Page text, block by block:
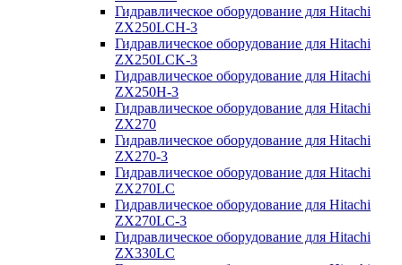
Гидравлическое оборудование для Hitachi
ZX250LCH-3
Гидравлическое оборудование для Hitachi
ZX250LCK-3
Гидравлическое оборудование для Hitachi
ZX250Н-3
Гидравлическое оборудование для Hitachi
ZX270
Гидравлическое оборудование для Hitachi
ZX270-3
Гидравлическое оборудование для Hitachi
ZX270LC
Гидравлическое оборудование для Hitachi
ZX270LC-3
Гидравлическое оборудование для Hitachi
ZX330LC